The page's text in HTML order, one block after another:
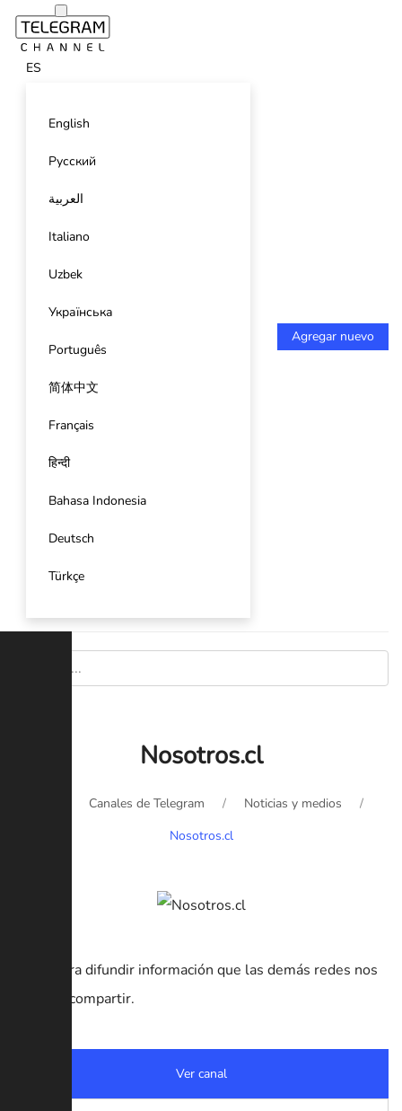
ES
English
Русский
العربية
Italiano
Uzbek
Українська
Português
简体中文
Français
हिन्दी
Bahasa Indonesia
Deutsch
Türkçe
Agregar nuevo
Nosotros.cl
Canales de Telegram
Noticias y medios
Nosotros.cl
Canal para difundir información que las demás redes nos
impiden compartir.
Ver canal